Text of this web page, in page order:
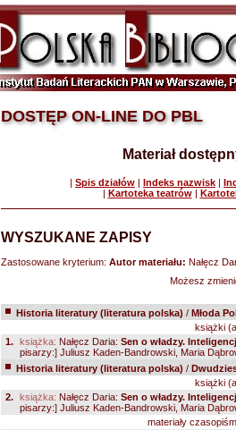
DOSTĘP ON-LINE DO PBL
Materiał
| Spis działów | Indeks nazwisk |
| Kartoteka teatrów|
WYSZUKANE ZAPISY
Zastosowane kryterium: Autor materiału: Nałęcz
Możesz
Historia literatury (literatura polska) / Młoda
książki
1. książka: Nałęcz Daria: Sen o władzy.
pisarzy:] Juliusz Kaden-Bandrowski, Maria
Historia literatury (literatura polska) /
książki
2. książka: Nałęcz Daria: Sen o władzy.
pisarzy:] Juliusz Kaden-Bandrowski, Maria
materiały